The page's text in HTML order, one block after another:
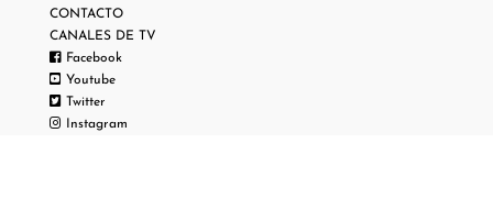
CONTACTO
CANALES DE TV
Facebook
Youtube
Twitter
Instagram